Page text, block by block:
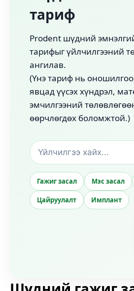
тариф
Prodent шүдний
тарифыг үйлчилгээний
ангилав.
(Үнэ тариф нь
явцад үүсэх хүндрэл,
эмчилгээний
өөрчлөгдөх боломжтой.)
Гажиг засал Мэс засал
Цайруулалт Имплант